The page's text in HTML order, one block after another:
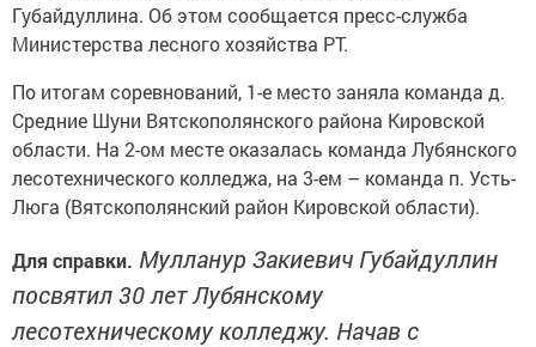
Губайдуллина. Об этом сообщается пресс-служба
Министерства лесного хозяйства РТ.
По итогам соревнований, 1-е место заняла команда д.
Средние Шуни Вятскополянского района Кировской
области. На 2-ом месте оказалась команда Лубянского
лесотехнического колледжа, на 3-ем – команда п. Усть-
Люга (Вятскополянский район Кировской области).
Для справки. Мулланур Закиевич Губайдуллин
посвятил 30 лет Лубянскому
лесотехническому колледжу. Начав с